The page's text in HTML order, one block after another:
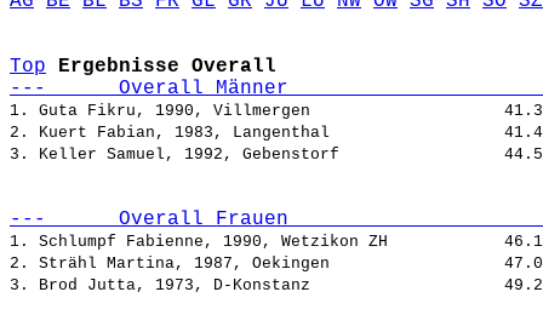
Top
Ergebnisse Overall
---      Overall Männer
1. Guta Fikru, 1990, Villmergen
2. Kuert Fabian, 1983, Langenthal
3. Keller Samuel, 1992, Gebenstorf
---      Overall Frauen
1. Schlumpf Fabienne, 1990, Wetzikon ZH
2. Strähl Martina, 1987, Oekingen
3. Brod Jutta, 1973, D-Konstanz